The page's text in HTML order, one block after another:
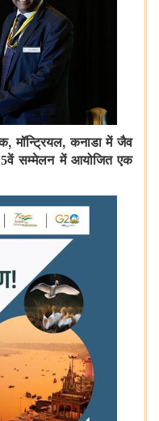
,मॉन्ट्रियल,कनाडा में जैव
सम्मेलन में आयोजित एक